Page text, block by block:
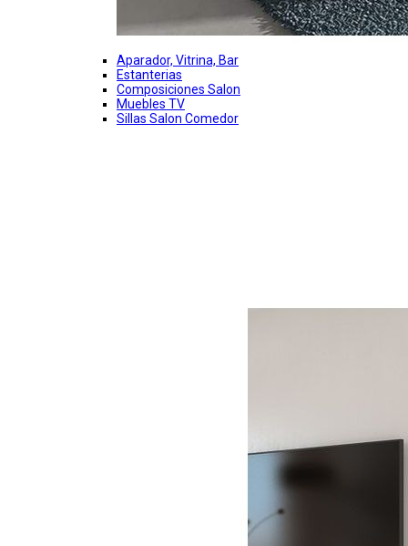
Aparador, Vitrina, Bar
Estanterias
Composiciones Salon
Muebles TV
Sillas Salon Comedor